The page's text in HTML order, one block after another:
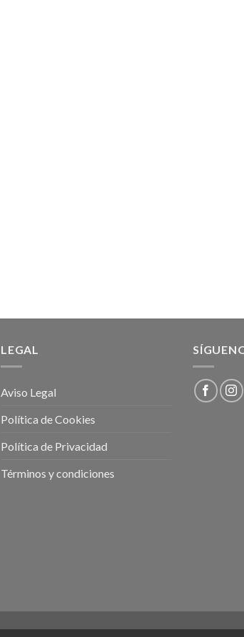
LEGAL
Aviso Legal
Política de Cookies
Política de Privacidad
Términos y condiciones